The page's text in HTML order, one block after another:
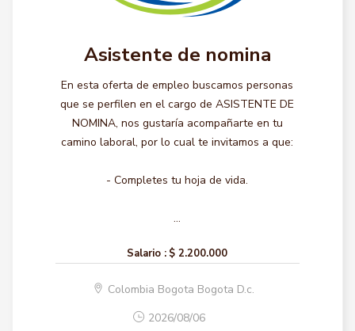
Asistente de nomina
En esta oferta de empleo buscamos personas
que se perfilen en el cargo de ASISTENTE DE
NOMINA, nos gustaría acompañarte en tu
camino laboral, por lo cual te invitamos a que:
- Completes tu hoja de vida.
...
Salario : $ 2.200.000
Colombia Bogota Bogota D.c.
2026/08/06